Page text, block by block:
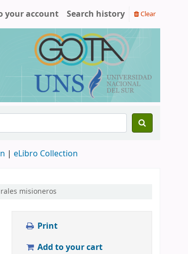
your account Search history Clear
| eLibro Collection
misioneros
Print
Add to your cart